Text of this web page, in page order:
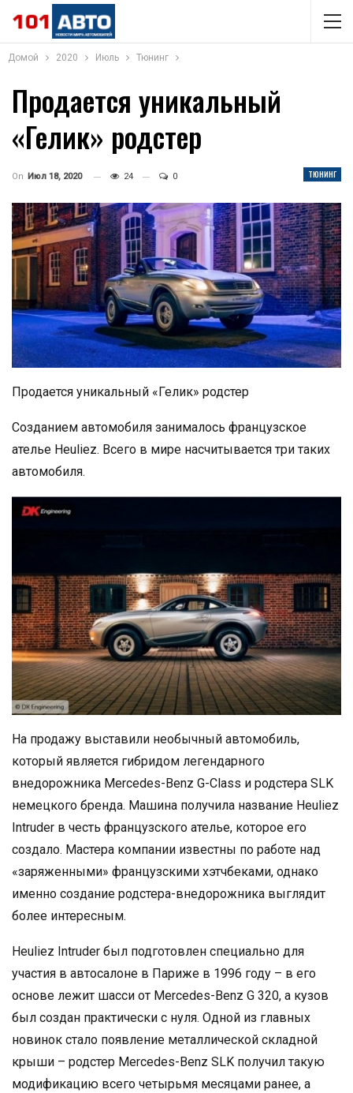
Домой 2020 Июль Тюнинг
Продается уникальный
«Гелик» родстер
ТЮНИНГ
On Июл 18, 2020 24 0
Продается уникальный «Гелик» родстер
Созданием автомобиля занималось французское
ателье Heuliez. Всего в мире насчитывается три таких
автомобиля.
На продажу выставили необычный автомобиль,
который является гибридом легендарного
внедорожника Mercedes-Benz G-Class и родстера SLK
немецкого бренда. Машина получила название Heuliez
Intruder в честь французского ателье, которое его
создало. Мастера компании известны по работе над
«заряженными» французскими хэтчбеками, однако
именно создание родстера-внедорожника выглядит
более интересным.
Heuliez Intruder был подготовлен специально для
участия в автосалоне в Париже в 1996 году – в его
основе лежит шасси от Mercedes-Benz G 320, а кузов
был создан практически с нуля. Одной из главных
новинок стало появление металлической складной
крыши – родстер Mercedes-Benz SLK получил такую
модификацию всего четырьмя месяцами ранее, а